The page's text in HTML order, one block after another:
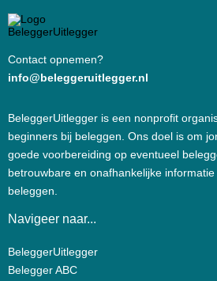
Contact opnemen?
info@beleggeruitlegger.nl
BeleggerUitlegger is een nonprofit
beginners bij beleggen. Ons doel is om
goede voorbereiding op eventueel
betrouwbare en onafhankelijke
beleggen.
Navigeer naar...
BeleggerUitlegger
Belegger ABC